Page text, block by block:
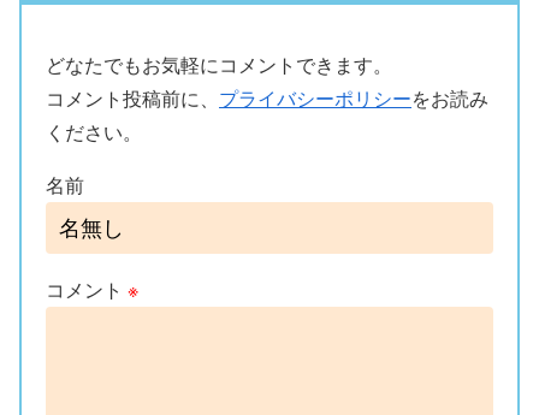
どなたでもお気軽にコメントできます。
コメント投稿前に、 プライバシーポリシーをお読み
ください。
名前
コメント ※